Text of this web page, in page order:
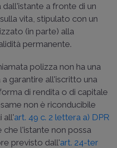
a fronte di un
vita, stipulato con un
(in parte) alla
permanente.
polizza non ha una
garantire all'iscritto una
di rendita o di capitale
non è riconducibile
all'art. 49 c. 2 lettera a) DPR
che l'istante non possa
previsto dall'art. 24-ter